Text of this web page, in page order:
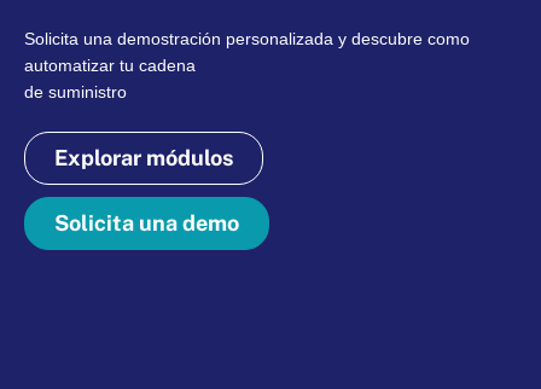
Solicita una demostración personalizada y descubre como
automatizar tu cadena
de suministro
Explorar módulos
Solicita una demo